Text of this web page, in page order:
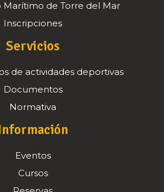
Marítimo de Torre del Mar
Inscripciones
Servicios
de actividades deportivas
Documentos
Normativa
Eventos
Cursos